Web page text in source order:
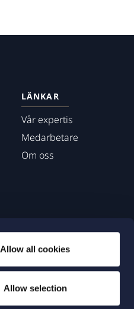
Allow all cookies
Allow selection
LÄNKAR
Vår expertis
Medarbetare
Om oss